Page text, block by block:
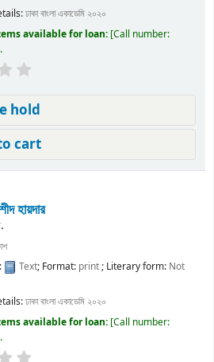
ঢাকাবাংলা একাডেমি ২০২০
available for loan: Call number:
hold
cart
হায়দার
Text; Format: print; Literary form: Not
ঢাকাবাংলা একাডেমি ২০২০
available for loan: Call number: